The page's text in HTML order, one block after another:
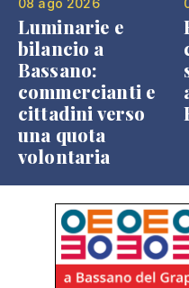
08 ago 2026
Luminarie e
bilancio a
Bassano:
commercianti e
cittadini verso
una quota
volontaria